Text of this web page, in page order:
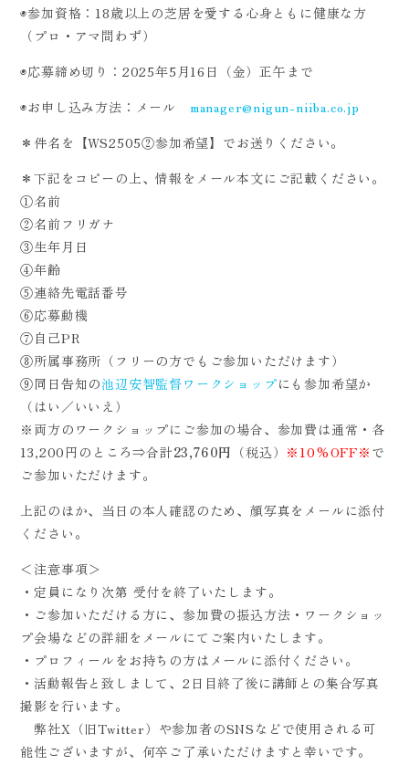
◉参加資格：18歳以上の芝居を愛する心身ともに健康な方
（プロ・アマ問わず）
◉応募締め切り：2025年5月16日（金）正午まで
◉お申し込み方法：メール manager@nigun-niiba.co.jp
＊件名を【WS2505②参加希望】でお送りください。
＊下記をコピーの上、情報をメール本文にご記載ください。
①名前
②名前フリガナ
③生年月日
④年齢
⑤連絡先電話番号
⑥応募動機
⑦自己PR
⑧所属事務所（フリーの方でもご参加いただけます）
⑨同日告知の池辺安智監督ワークショップにも参加希望か
（はい／いいえ）
※両方のワークショップにご参加の場合、参加費は通常・各
13,200円のところ⇒合計23,760円 （税込） ※10%OFF※ で
ご参加いただけます。
上記のほか、当日の本人確認のため、顔写真をメールに添付
ください。
＜注意事項＞
・定員になり次第 受付を終了いたします。
・ご参加いただける方に、参加費の振込方法・ワークショッ
プ会場などの詳細をメールにてご案内いたします。
・プロフィールをお持ちの方はメールに添付ください。
・活動報告と致しまして、2日目終了後に講師との集合写真
撮影を行います。
弊社X（旧Twitter）や参加者のSNSなどで使用される可
能性ございますが、何卒ご了承いただけますと幸いです。